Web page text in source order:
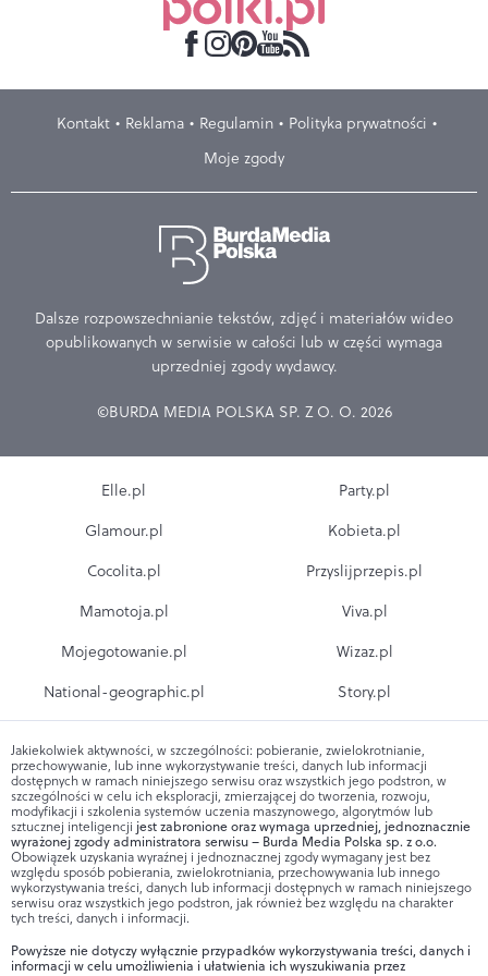
Kontakt Reklama Regulamin
Polityka prywatności
Moje zgody
Dalsze rozpowszechnianie tekstów, zdjęć i materiałów wideo
opublikowanych w serwisie w całości lub w części wymaga
uprzedniej zgody wydawcy.
©BURDA MEDIA POLSKA SP. Z O. O. 2026
Elle.pl
Glamour.pl
Cocolita.pl
Mamotoja.pl
Mojegotowanie.pl
National-geographic.pl
Party.pl
Kobieta.pl
Przyslijprzepis.pl
Viva.pl
Wizaz.pl
Story.pl
Jakiekolwiek aktywności, w szczególności: pobieranie, zwielokrotnianie,
przechowywanie, lub inne wykorzystywanie treści, danych lub informacji
dostępnych w ramach niniejszego serwisu oraz wszystkich jego podstron, w
szczególności w celu ich eksploracji, zmierzającej do tworzenia, rozwoju,
modyfikacji i szkolenia systemów uczenia maszynowego, algorytmów lub
sztucznej inteligencji jest zabronione oraz wymaga uprzedniej, jednoznacznie
wyrażonej zgody administratora serwisu – Burda Media Polska sp. z o.o.
Obowiązek uzyskania wyraźnej i jednoznacznej zgody wymagany jest bez
względu sposób pobierania, zwielokrotniania, przechowywania lub innego
wykorzystywania treści, danych lub informacji dostępnych w ramach niniejszego
serwisu oraz wszystkich jego podstron, jak również bez względu na charakter
tych treści, danych i informacji.
Powyższe nie dotyczy wyłącznie przypadków wykorzystywania treści, danych i
informacji w celu umożliwienia i ułatwienia ich wyszukiwania przez